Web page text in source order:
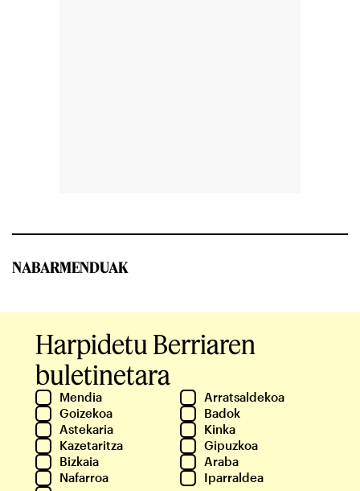
NABARMENDUAK
Harpidetu Berriaren
buletinetara
Mendia
Arratsaldekoa
Goizekoa
Badok
Astekaria
Kinka
Kazetaritza
Gipuzkoa
Bizkaia
Araba
Nafarroa
Iparraldea